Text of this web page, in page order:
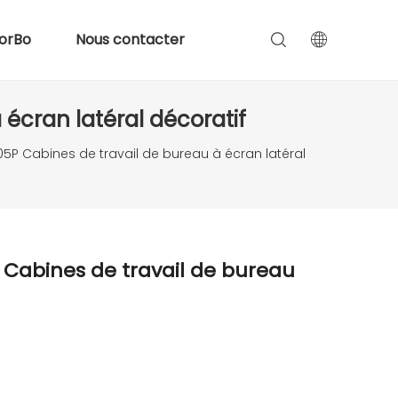
Nous contacter
écran latéral décoratif
Cabines de travail de bureau à écran latéral
Cabines de travail de bureau